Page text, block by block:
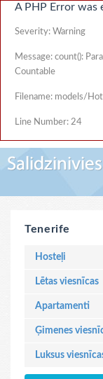
A PHP Error was
Severity: Warning
Message: count():
Countable
Filename: models/
Line Number: 24
Tenerife
Hosteļi
Lētas viesnīcas
Apartamenti
Ģimenes
Luksus